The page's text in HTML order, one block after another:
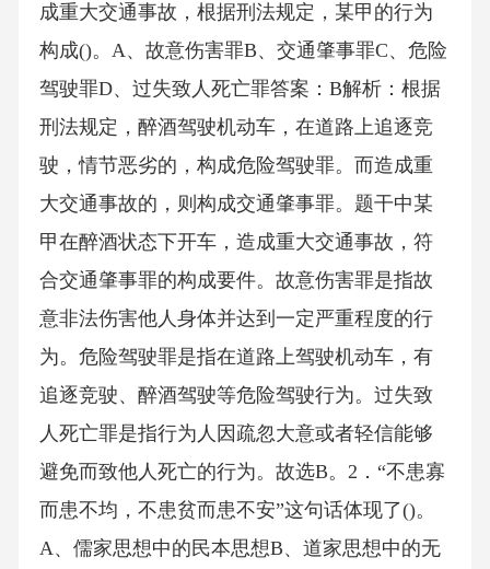
成重大交通事故，根据刑法规定，某甲的行为
构成()。A、故意伤害罪B、交通肇事罪C、危险
驾驶罪D、过失致人死亡罪答案：B解析：根据
刑法规定，醉酒驾驶机动车，在道路上追逐竞
驶，情节恶劣的，构成危险驾驶罪。而造成重
大交通事故的，则构成交通肇事罪。题干中某
甲在醉酒状态下开车，造成重大交通事故，符
合交通肇事罪的构成要件。故意伤害罪是指故
意非法伤害他人身体并达到一定严重程度的行
为。危险驾驶罪是指在道路上驾驶机动车，有
追逐竞驶、醉酒驾驶等危险驾驶行为。过失致
人死亡罪是指行为人因疏忽大意或者轻信能够
避免而致他人死亡的行为。故选B。2．“不患寡
而患不均，不患贫而患不安”这句话体现了()。
A、儒家思想中的民本思想B、道家思想中的无